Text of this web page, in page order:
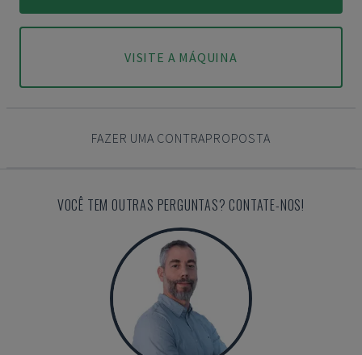
VISITE A MÁQUINA
FAZER UMA CONTRAPROPOSTA
VOCÊ TEM OUTRAS PERGUNTAS? CONTATE-NOS!